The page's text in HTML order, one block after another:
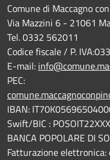
Comune di Maccagno
Via Mazzini 6 - 21061
Tel. 0332 562011
Codice fiscale / P.
E-mail:
PEC:
IBAN:
Swift/BIC : POSOIT22XXX
BANCA POPOLARE DI
Fatturazione elettronica: